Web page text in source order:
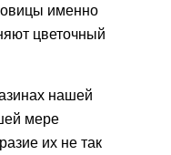
именно
цветочный
нашей
мере
их не так